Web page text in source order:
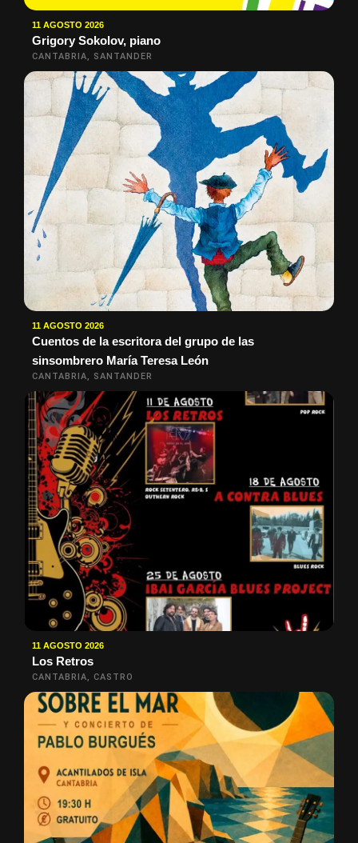
11 AGOSTO 2026
Grigory Sokolov, piano
CANTABRIA, SANTANDER
11 AGOSTO 2026
Cuentos de la escritora del grupo de las
sinsombrero María Teresa León
CANTABRIA, SANTANDER
11 AGOSTO 2026
Los Retros
CANTABRIA, CASTRO